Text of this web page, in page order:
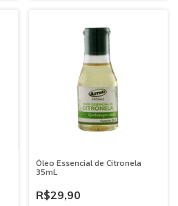
Óleo Essencial de Citronela
35mL
R$29,90